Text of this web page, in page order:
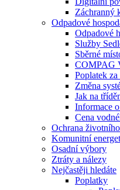
Záchranný
Odpadové
Odpadové
Služby
Sběrné
COMPAG
Poplatek
Změna
Jak na
Informace
Cena
Ochrana
Komunitní
Osadní výbory
Ztráty a nálezy
Nejčastěji hledáte
Poplatky